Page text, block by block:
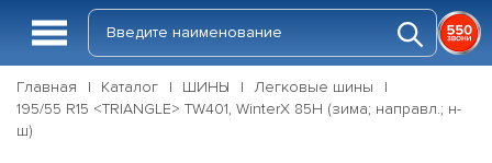
Главная Каталог ШИНЫ
Легковые шины
195/55 R15 <TRIANGLE> TW401, WinterX 85H (зима; направл.; н-
ш)